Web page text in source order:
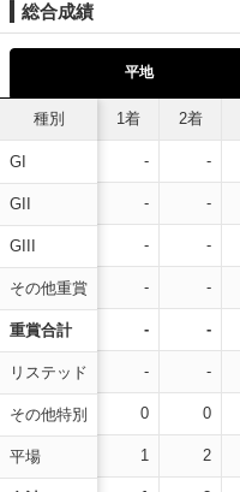
総合成績
平地
種別
GI
GII
GIII
その他重賞
重賞合計
リステッド
その他特別
平場
1着 2着
- -
- -
- -
- -
- -
- -
0 0
1 2